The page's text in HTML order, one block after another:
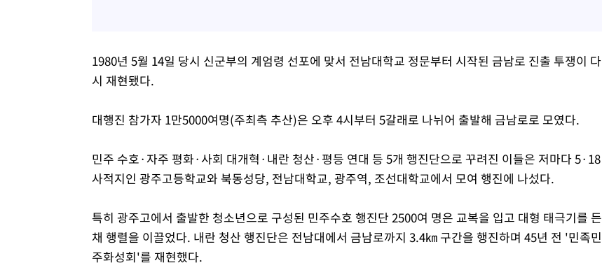
1980년 5월 14일 당시 신군부의 계엄령 선포에 맞서 전남대학교 정문부터 시작된 금남로 진출 투쟁이 다
시 재현됐다.
대행진 참가자 1만5000여명(주최측 추산)은 오후 4시부터 5갈래로 나뉘어 출발해 금남로로 모였다.
민주 수호·자주 평화·사회 대개혁·내란 청산·평등 연대 등 5개 행진단으로 꾸려진 이들은 저마다 5·18
사적지인 광주고등학교와 북동성당, 전남대학교, 광주역, 조선대학교에서 모여 행진에 나섰다.
특히 광주고에서 출발한 청소년으로 구성된 민주수호 행진단 2500여 명은 교복을 입고 대형 태극기를 든
채 행렬을 이끌었다. 내란 청산 행진단은 전남대에서 금남로까지 3.4㎞ 구간을 행진하며 45년 전 '민족민
주화성회'를 재현했다.